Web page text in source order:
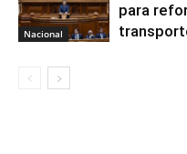
Nacional
para